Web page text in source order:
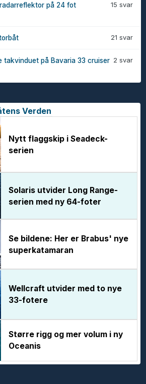
15 svar
på 24 fot
21 svar
2 svar
takvinduet på Bavaria 33 cruiser
Verden
Nytt flaggskip i Seadeck-
serien
Solaris utvider Long Range-
serien med ny 64-foter
Se bildene: Her er Brabus' nye
superkatamaran
Wellcraft utvider med to nye
33-fotere
Større rigg og mer volum i ny
Oceanis